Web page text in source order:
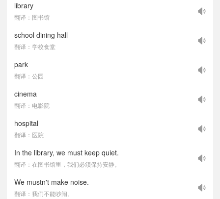
library
翻译：图书馆
school dining hall
翻译：学校食堂
park
翻译：公园
cinema
翻译：电影院
hospital
翻译：医院
In the library, we must keep quiet.
翻译：在图书馆里，我们必须保持安静。
We mustn't make noise.
翻译：我们不能吵闹。